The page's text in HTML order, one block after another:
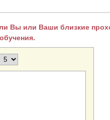
Вы или Ваши близкие